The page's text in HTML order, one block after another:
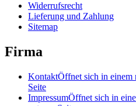
Widerrufsrecht
Lieferung und Zahlung
Sitemap
Firma
KontaktÖffnet sich in einem
Seite
ImpressumÖffnet sich in